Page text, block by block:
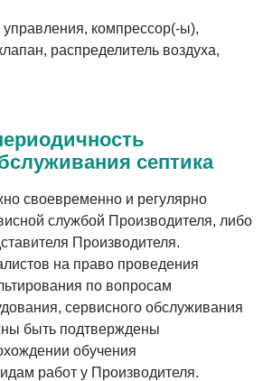
управления, компрессор(-ы),
распределитель воздуха,
септика
своевременно и регулярно
службой Производителя, либо
Производителя.
на право проведения
по вопросам
сервисного обслуживания
быть подтверждены
обучения
работ у Производителя.